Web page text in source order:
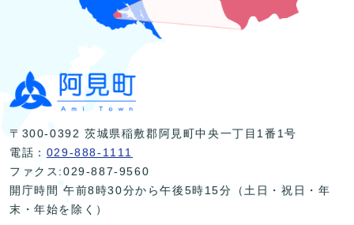
〒300-0392 茨城県稲敷郡阿見町中央一丁目1番1号
電話： 029-888-1111
ファクス:029-887-9560
開庁時間 午前8時30分から午後5時15分（土日・祝日・年
末・年始を除く）